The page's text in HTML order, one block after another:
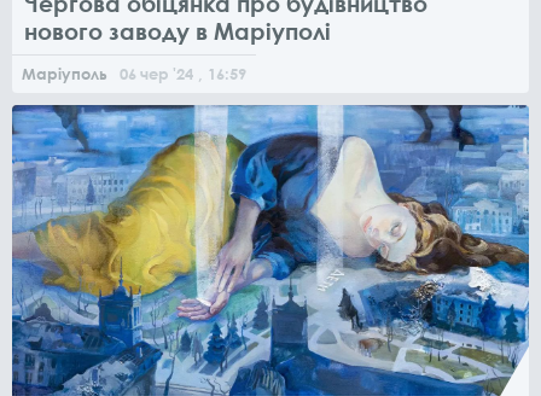
нового заводу в Маріуполі
Маріуполь 06 чер '24 , 16:59